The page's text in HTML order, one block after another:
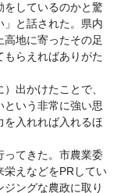
をしているのかと驚
と話された。県内
地に寄ったその足
もらえればありがた
出かけたことで、
いう非常に強い思
を入れれば入れるほ
ってきた。市農業委
栄えなどをPRしてい
ングな農政に取り